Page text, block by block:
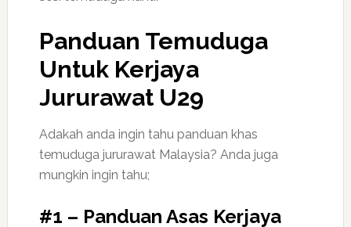
Panduan Temuduga
Untuk Kerjaya
Jururawat U29
Adakah anda ingin tahu panduan khas
temuduga jururawat Malaysia? Anda juga
mungkin ingin tahu;
#1 – Panduan Asas Kerjaya